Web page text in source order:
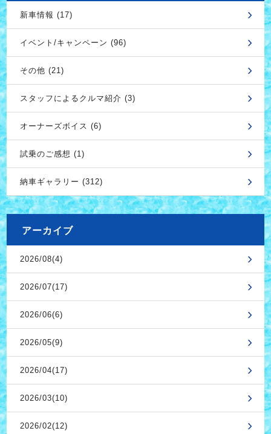
新車情報 (17)
イベント/キャンペーン (96)
その他 (21)
スタッフによるクルマ紹介 (3)
オーナーズボイス (6)
試乗のご感想 (1)
納車ギャラリー (312)
アーカイブ
2026/08(4)
2026/07(17)
2026/06(6)
2026/05(9)
2026/04(17)
2026/03(10)
2026/02(12)